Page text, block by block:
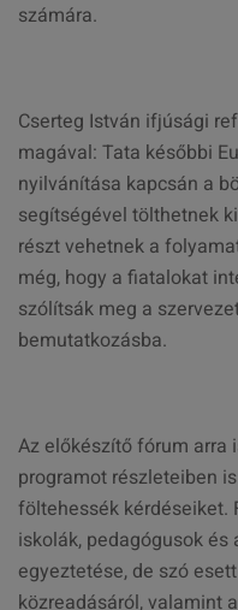
számára.
Cserteg István ifjúsági
magával: Tata későbbi
nyilvánítása kapcsán a
segítségével tölthetnek
részt vehetnek a
még, hogy a fiatalokat
szólítsák meg a
bemutatkozásba.
Az előkészítő fórum arra
programot részleteiben
föltehessék kérdéseiket.
iskolák, pedagógusok
egyeztetése, de szó
közreadásáról, valamint